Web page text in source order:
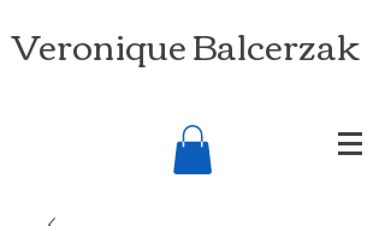
Veronique Balcerzak